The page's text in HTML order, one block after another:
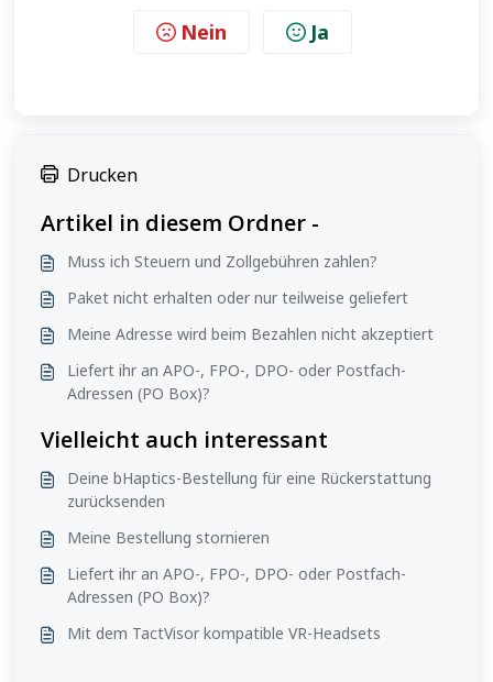
Nein Ja
Drucken
Artikel in diesem Ordner -
Muss ich Steuern und Zollgebühren zahlen?
Paket nicht erhalten oder nur teilweise geliefert
Meine Adresse wird beim Bezahlen nicht akzeptiert
Liefert ihr an APO-, FPO-, DPO- oder Postfach-
Adressen (PO Box)?
Vielleicht auch interessant
Deine bHaptics-Bestellung für eine Rückerstattung
zurücksenden
Meine Bestellung stornieren
Liefert ihr an APO-, FPO-, DPO- oder Postfach-
Adressen (PO Box)?
Mit dem TactVisor kompatible VR-Headsets